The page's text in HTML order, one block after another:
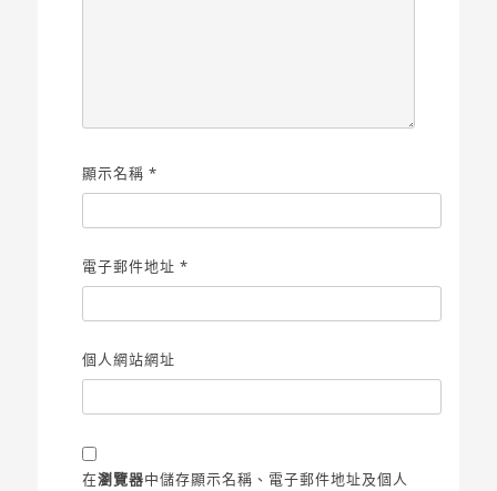
顯示名稱*
電子郵件地址*
個人網站網址
在瀏覽器中儲存顯示名稱、電子郵件地址及個人